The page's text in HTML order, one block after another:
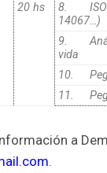
20 hs
8. ISO
14067…)
9.
vida
10.
11.
a
.